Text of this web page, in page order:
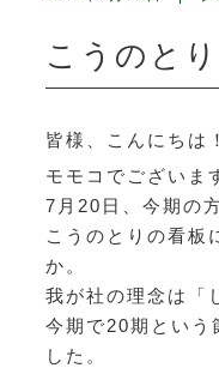
こうのと
皆様、こんにちは！
モモコでございま
7月20日、今期の
こうのとりの看板
か。
我が社の理念は「
今期で20期という
した。